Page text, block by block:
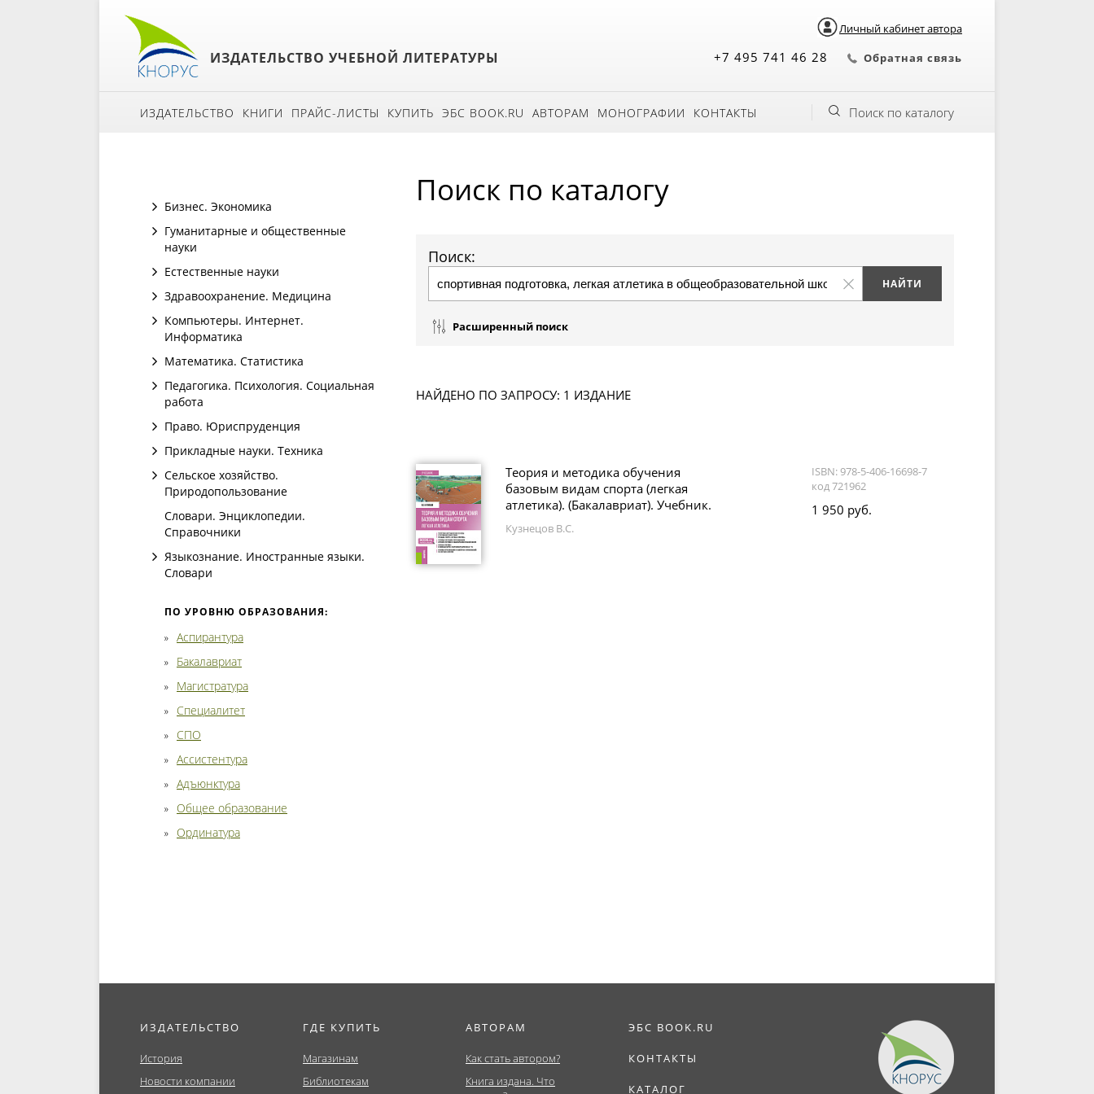
Личный кабинет автора
ИЗДАТЕЛЬСТВО УЧЕБНОЙ ЛИТЕРАТУРЫ +7 495 741 46 28 Обратная связь
ИЗДАТЕЛЬСТВО КНИГИ ПРАЙС-ЛИСТЫ КУПИТЬ ЭБС BOOK.RU АВТОРАМ МОНОГРАФИИ КОНТАКТЫ Поиск по каталогу
Бизнес. Экономика
Гуманитарные и общественные
науки
Естественные науки
Здравоохранение. Медицина
Компьютеры. Интернет.
Информатика
Математика. Статистика
Педагогика. Психология. Социальная
работа
Право. Юриспруденция
Прикладные науки. Техника
Сельское хозяйство.
Природопользование
Словари. Энциклопедии.
Справочники
Языкознание. Иностранные языки.
Словари
ПО УРОВНЮ ОБРАЗОВАНИЯ:
Аспирантура
Бакалавриат
Магистратура
Специалитет
СПО
Ассистентура
Адъюнктура
Общее образование
Ординатура
Поиск по каталогу
Поиск:
Расширенный поиск
НАЙДЕНО ПО ЗАПРОСУ: 1 ИЗДАНИЕ
Теория и методика обучения
базовым видам спорта (легкая
атлетика). (Бакалавриат). Учебник.
Кузнецов В.С.
ISBN: 978-5-406-16698-7
код 721962
1 950 руб.
ИЗДАТЕЛЬСТВО
История
Новости компании
ГДЕ КУПИТЬ
Магазинам
Библиотекам
АВТОРАМ
Как стать автором?
Книга издана. Что
ЭБС BOOK.RU
КОНТАКТЫ
КАТАЛОГ